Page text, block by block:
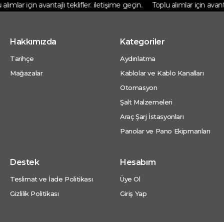
için avantajlı teklifler. iletişime geçin. Toplu alımlar için
Hakkımızda
Tarihçe
Mağazalar
Kategoriler
Aydınlatma
Kablolar ve Kablo Kanalları
Otomasyon
Şalt Malzemeleri
Araç Şarj İstasyonları
Panolar ve Pano Ekipmanları
Destek
Teslimat ve İade Politikası
Gizlilik Politikası
Hesabım
Üye Ol
Giriş Yap